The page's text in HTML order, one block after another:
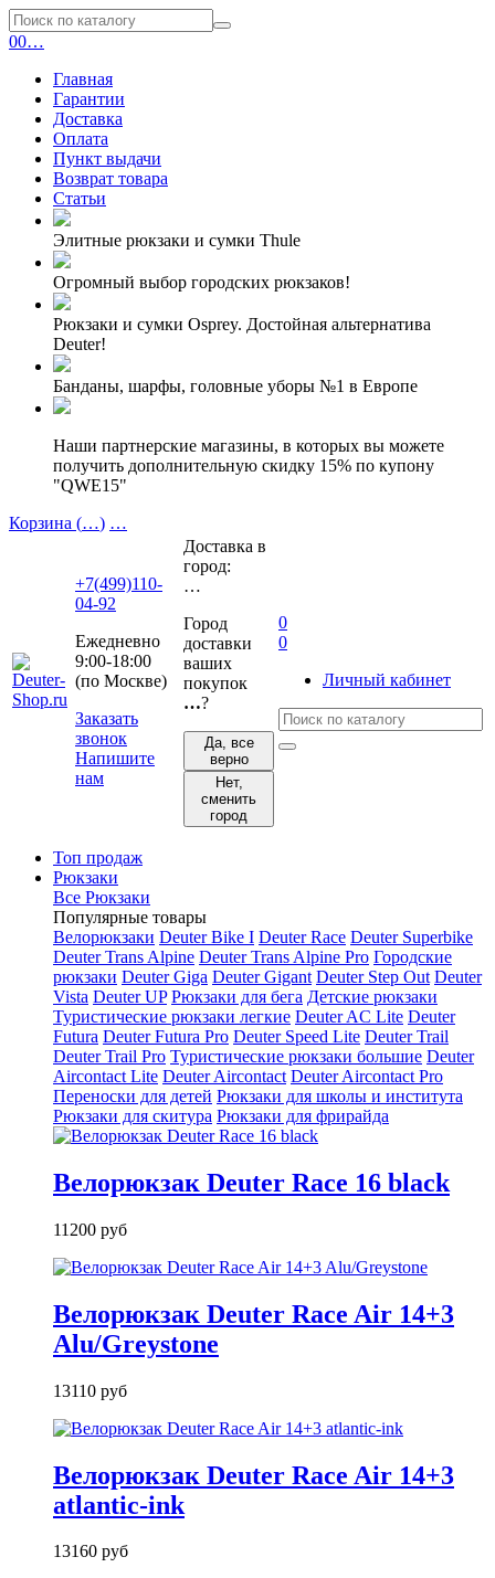
00…
Главная
Гарантии
Доставка
Оплата
Пункт выдачи
Возврат товара
Статьи
Элитные рюкзаки и сумки Thule
Огромный выбор городских рюкзаков!
Рюкзаки и сумки Osprey. Достойная альтернатива
Deuter!
Банданы, шарфы, головные уборы №1 в Европе
Наши партнерские магазины, в которых вы можете
получить дополнительную скидку 15% по купону
"QWE15"
Корзина (…) …
+7(499)110-
04-92
Ежедневно
9:00-18:00
(по Москве)
Заказать
звонок
Напишите
нам
Доставка в
город:
…
Город
доставки
ваших
покупок
…?
Да, все
верно
Нет,
сменить
город
0
0
Личный кабинет
Топ продаж
Рюкзаки
Все Рюкзаки
Популярные товары
Велорюкзаки Deuter Bike I Deuter Race Deuter Superbike
Deuter Trans Alpine Deuter Trans Alpine Pro Городские
рюкзаки Deuter Giga Deuter Gigant Deuter Step Out Deuter
Vista Deuter UP Рюкзаки для бега Детские рюкзаки
Туристические рюкзаки легкие Deuter AС Lite Deuter
Futura Deuter Futura Pro Deuter Speed Lite Deuter Trail
Deuter Trail Pro Туристические рюкзаки большие Deuter
Aircontact Lite Deuter Aircontact Deuter Aircontact Pro
Переноски для детей Рюкзаки для школы и института
Рюкзаки для скитура Рюкзаки для фрирайда
Велорюкзак Deuter Race 16 black
11200 руб
Велорюкзак Deuter Race Air 14+3
Alu/Greystone
13110 руб
Велорюкзак Deuter Race Air 14+3
atlantic-ink
13160 руб